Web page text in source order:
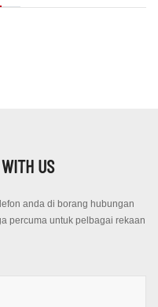
US
anda di borang hubungan
percuma untuk pelbagai rekaan